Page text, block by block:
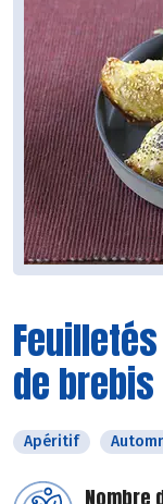
de brebis
Apéritif
Nombre